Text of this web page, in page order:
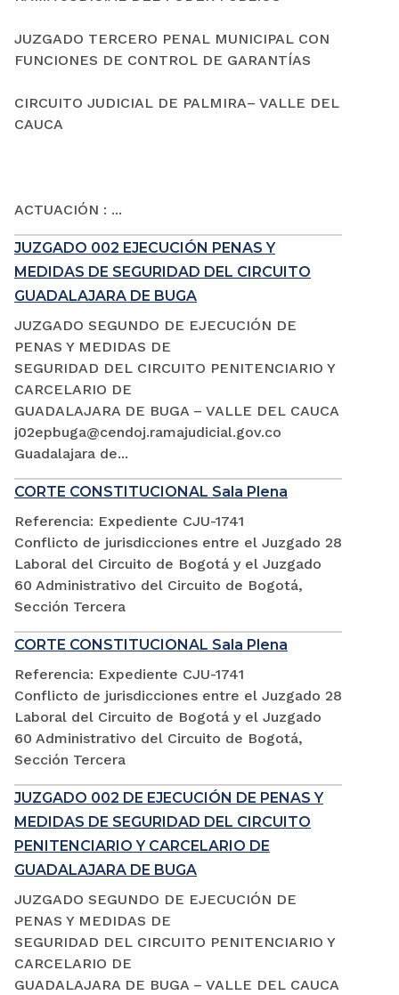
JUZGADO TERCERO PENAL MUNICIPAL CON
FUNCIONES DE CONTROL DE GARANTÍAS
CIRCUITO JUDICIAL DE PALMIRA– VALLE DEL
CAUCA
ACTUACIÓN : ...
JUZGADO 002 EJECUCIÓN PENAS Y
MEDIDAS DE SEGURIDAD DEL CIRCUITO
GUADALAJARA DE BUGA
JUZGADO SEGUNDO DE EJECUCIÓN DE
PENAS Y MEDIDAS DE
SEGURIDAD DEL CIRCUITO PENITENCIARIO Y
CARCELARIO DE
GUADALAJARA DE BUGA – VALLE DEL CAUCA
j02epbuga@cendoj.ramajudicial.gov.co
Guadalajara de...
CORTE CONSTITUCIONAL Sala Plena
Referencia: Expediente CJU-1741
Conflicto de jurisdicciones entre el Juzgado 28
Laboral del Circuito de Bogotá y el Juzgado
60 Administrativo del Circuito de Bogotá,
Sección Tercera
CORTE CONSTITUCIONAL Sala Plena
Referencia: Expediente CJU-1741
Conflicto de jurisdicciones entre el Juzgado 28
Laboral del Circuito de Bogotá y el Juzgado
60 Administrativo del Circuito de Bogotá,
Sección Tercera
JUZGADO 002 DE EJECUCIÓN DE PENAS Y
MEDIDAS DE SEGURIDAD DEL CIRCUITO
PENITENCIARIO Y CARCELARIO DE
GUADALAJARA DE BUGA
JUZGADO SEGUNDO DE EJECUCIÓN DE
PENAS Y MEDIDAS DE
SEGURIDAD DEL CIRCUITO PENITENCIARIO Y
CARCELARIO DE
GUADALAJARA DE BUGA – VALLE DEL CAUCA